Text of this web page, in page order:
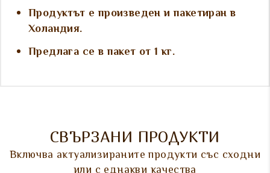
Продуктът е произведен и пакетиран в
Холандия.
Предлага се в пакет от 1 кг.
СВЪРЗАНИ ПРОДУКТИ
Включва актуализираните продукти със сходни